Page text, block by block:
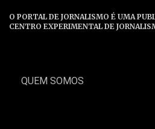
O PORTAL DE JORNALISMO É UMA
CENTRO EXPERIMENTAL DE
QUEM SOMOS